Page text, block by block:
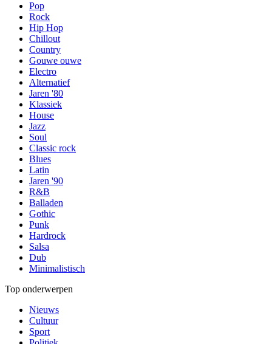
Pop
Rock
Hip Hop
Chillout
Country
Gouwe ouwe
Electro
Alternatief
Jaren '80
Klassiek
House
Jazz
Soul
Classic rock
Blues
Latin
Jaren '90
R&B
Balladen
Gothic
Punk
Hardrock
Salsa
Dub
Minimalistisch
Top onderwerpen
Nieuws
Cultuur
Sport